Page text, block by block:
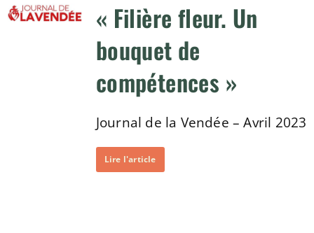
« Filière fleur. Un
bouquet de
compétences »
Journal de la Vendée – Avril 2023
Lire l'article